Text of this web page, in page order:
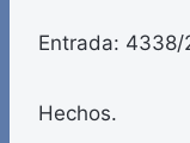
Entrada: 4338/
Hechos.